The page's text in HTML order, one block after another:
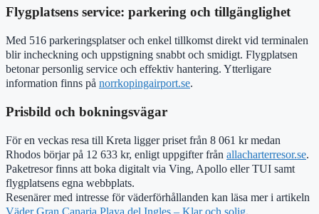
Flygplatsens service: parkering och tillgänglighet
Med 516 parkeringsplatser och enkel tillkomst direkt vid terminalen
blir incheckning och uppstigning snabbt och smidigt. Flygplatsen
betonar personlig service och effektiv hantering. Ytterligare
information finns på norrkopingairport.se.
Prisbild och bokningsvägar
För en veckas resa till Kreta ligger priset från 8 061 kr medan
Rhodos börjar på 12 633 kr, enligt uppgifter från allacharterresor.se.
Paketresor finns att boka digitalt via Ving, Apollo eller TUI samt
flygplatsens egna webbplats.
Resenärer med intresse för väderförhållanden kan läsa mer i artikeln
Väder Gran Canaria Playa del Ingles – Klar och solig.